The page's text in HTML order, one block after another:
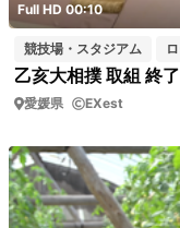
Full HD 00:10
競技場・スタジアム
乙亥大相撲 取組 終
愛媛県 EXest